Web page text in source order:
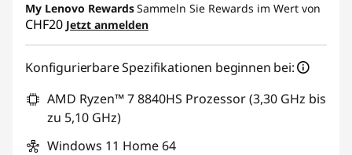
eCoupon :SALES
My Lenovo RewardsSammeln Sie Rewards im Wert von
CHF20 Jetzt anmelden
Konfigurierbare Spezifikationen beginnen bei:
AMD Ryzen™ 7 8840HS Prozessor (3,30 GHz bis
zu 5,10 GHz)
Windows 11 Home 64